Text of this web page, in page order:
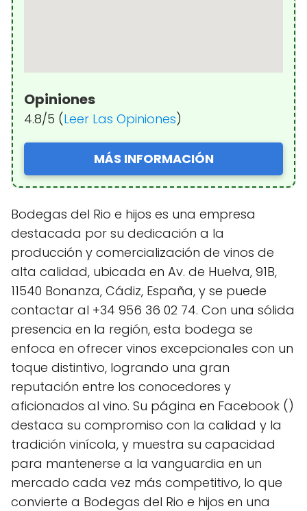
Opiniones
4.8/5 (Leer Las Opiniones)
MÁS INFORMACIÓN
Bodegas del Rio e hijos es una empresa
destacada por su dedicación a la
producción y comercialización de vinos de
alta calidad, ubicada en Av. de Huelva, 91B,
11540 Bonanza, Cádiz, España, y se puede
contactar al +34 956 36 02 74. Con una sólida
presencia en la región, esta bodega se
enfoca en ofrecer vinos excepcionales con un
toque distintivo, logrando una gran
reputación entre los conocedores y
aficionados al vino. Su página en Facebook ()
destaca su compromiso con la calidad y la
tradición vinícola, y muestra su capacidad
para mantenerse a la vanguardia en un
mercado cada vez más competitivo, lo que
convierte a Bodegas del Rio e hijos en una